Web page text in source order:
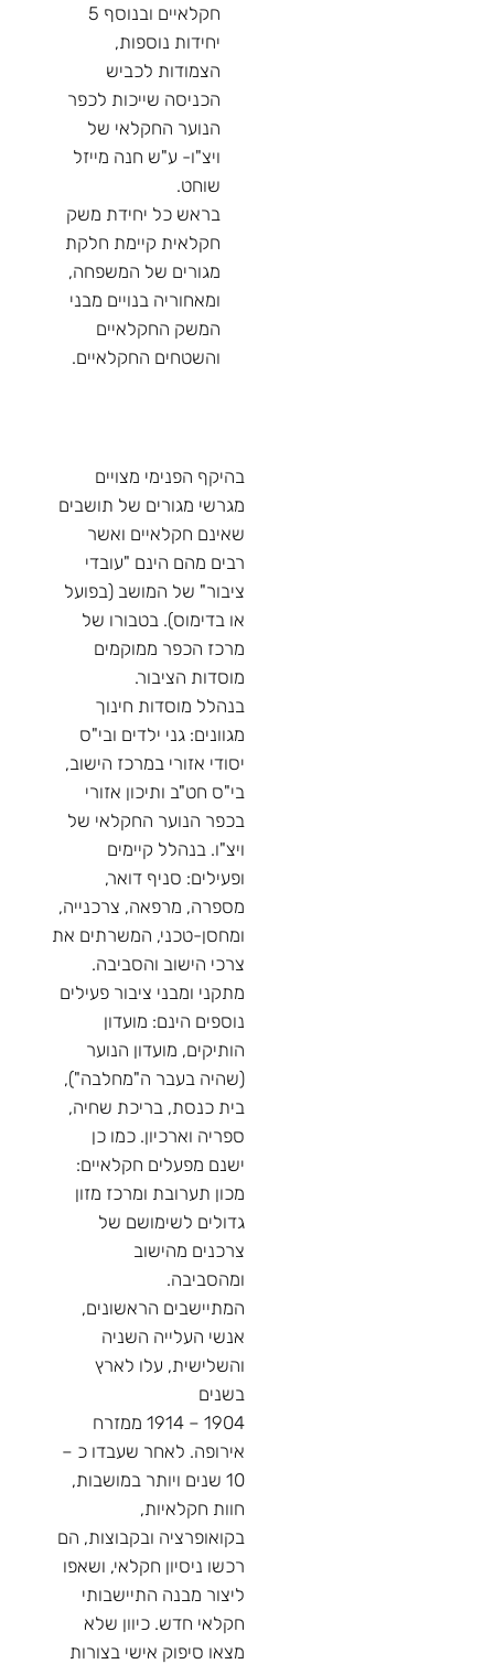
חקלאיים ובנוסף 5
יחידות נוספות,
הצמודות לכביש
הכניסה שייכות לכפר
הנוער החקלאי של
ויצ"ו- ע"ש חנה מייזל
שוחט.
בראש כל יחידת משק
חקלאית קיימת חלקת
מגורים של המשפחה,
ומאחוריה בנויים מבני
המשק החקלאיים
והשטחים החקלאיים.
בהיקף הפנימי מצויים
מגרשי מגורים של תושבים
שאינם חקלאיים ואשר
רבים מהם הינם "עובדי
ציבור" של המושב (בפועל
או בדימוס). בטבורו של
מרכז הכפר ממוקמים
מוסדות הציבור.
בנהלל מוסדות חינוך
מגוונים: גני ילדים ובי"ס
יסודי אזורי במרכז הישוב,
בי"ס חט"ב ותיכון אזורי
בכפר הנוער החקלאי של
ויצ"ו. בנהלל קיימים
ופעילים: סניף דואר,
מספרה, מרפאה, צרכנייה,
ומחסן-טכני, המשרתים את
צרכי הישוב והסביבה.
מתקני ומבני ציבור פעילים
נוספים הינם: מועדון
הותיקים, מועדון הנוער
(שהיה בעבר ה"מחלבה"),
בית כנסת, בריכת שחיה,
ספריה וארכיון. כמו כן
ישנם מפעלים חקלאיים:
מכון תערובת ומרכז מזון
גדולים לשימושם של
צרכנים מהישוב
ומהסביבה.
המתיישבים הראשונים,
אנשי העלייה השניה
והשלישית, עלו לארץ
בשנים
1904 – 1914 ממזרח
אירופה. לאחר שעבדו כ –
10 שנים ויותר במושבות,
חוות חקלאיות,
בקואופרציה ובקבוצות, הם
רכשו ניסיון חקלאי, ושאפו
ליצור מבנה התיישבותי
חקלאי חדש. כיוון שלא
מצאו סיפוק אישי בצורות